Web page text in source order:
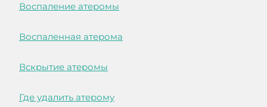
Воспаление атеромы
Воспаленная атерома
Вскрытие атеромы
Где удалить атерому